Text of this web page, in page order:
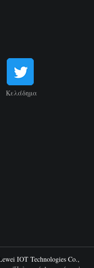
Κελάδημα
IOT Technologies Co.,